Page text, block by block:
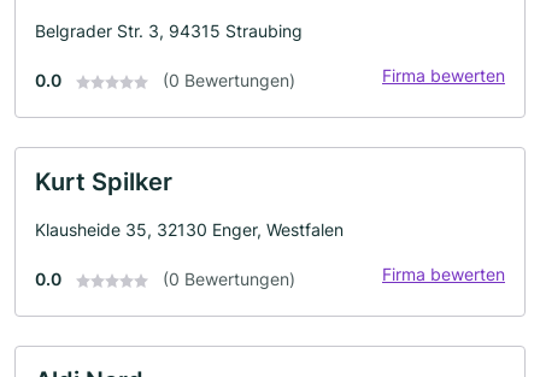
Belgrader Str. 3, 94315 Straubing
0.0 (0 Bewertungen) Firma bewerten
Kurt Spilker
Klausheide 35, 32130 Enger, Westfalen
0.0 (0 Bewertungen) Firma bewerten